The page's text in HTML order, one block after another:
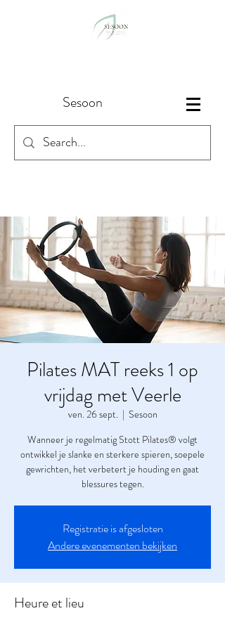
Sesoon
Pilates MAT reeks 1 op
vrijdag met Veerle
ven. 26 sept.
  |
Sesoon
Wanneer je regelmatig Stott Pilates® volgt
ontwikkel je slanke en sterkere spieren, soepele
gewrichten, het verbetert je houding en gaat
blessures tegen.
Registratie is afgesloten
Andere evenementen bekijken
Heure et lieu